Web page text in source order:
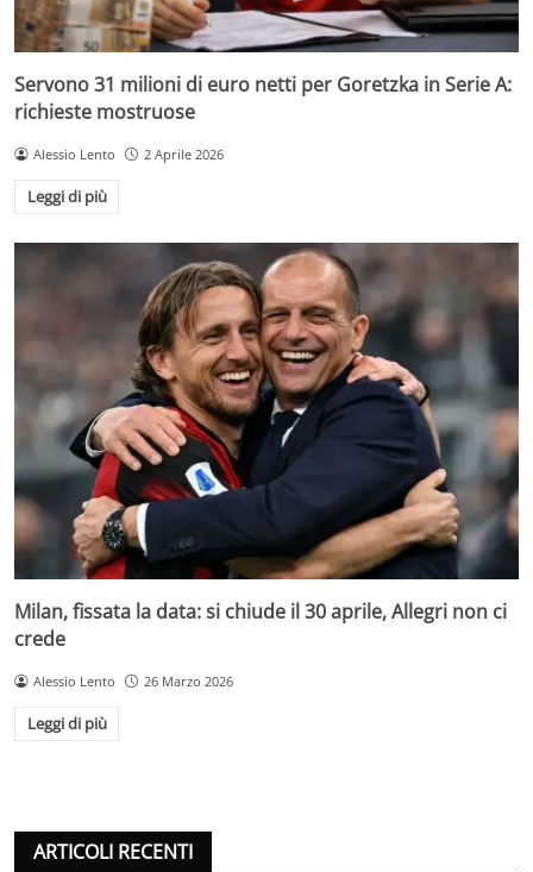
Servono 31 milioni di euro netti per Goretzka in Serie A:
richieste mostruose
Alessio Lento 2 Aprile 2026
Leggi di più
Milan, fissata la data: si chiude il 30 aprile, Allegri non ci
crede
Alessio Lento 26 Marzo 2026
Leggi di più
ARTICOLI RECENTI